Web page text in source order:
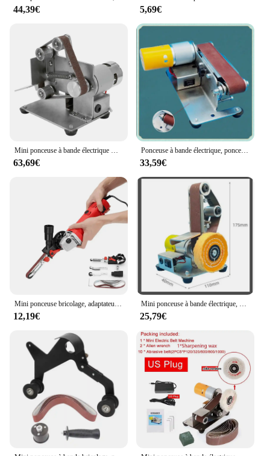
44,39€ 5,69€
63,69€
Ponceuse à bande électrique, ponceuse électrique à 7 vitesses, bricolage, ponçage, polissage, rectifieuse avec 10 sable, environnement pour polir le bois et l'acrylique
33,59€
12,19€ 25,79€